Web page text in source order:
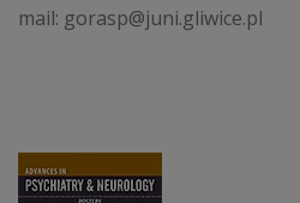
mail: gorasp@juni.gliwice.pl